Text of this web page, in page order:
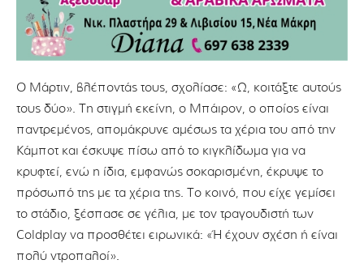
Ο Μάρτιν, βλέποντάς τους, σχολίασε: «Ω, κοιτάξτε αυτούς
τους δύο». Τη στιγμή εκείνη, ο Μπάιρον, ο οποίος είναι
παντρεμένος, απομάκρυνε αμέσως τα χέρια του από την
Κάμποτ και έσκυψε πίσω από το κιγκλίδωμα για να
κρυφτεί, ενώ η ίδια, εμφανώς σοκαρισμένη, έκρυψε το
πρόσωπό της με τα χέρια της. Το κοινό, που είχε γεμίσει
το στάδιο, ξέσπασε σε γέλια, με τον τραγουδιστή των
Coldplay να προσθέτει ειρωνικά: «Ή έχουν σχέση ή είναι
πολύ ντροπαλοί».